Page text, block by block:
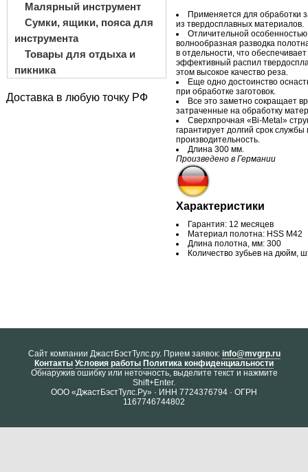
Малярный инструмент
Сумки, ящики, пояса для
инструмента
Товары для отдыха и
пикника
Доставка в любую точку РФ
Применяется для обработки
из твердосплавных материалов.
Отличительной
волнообразная разводка
в отдельности, что
эффективный распил
этом высокое качество реза.
Еще одно достоинство
при обработке заготовок.
Все это заметно сокращает
затраченные на обработку
Сверхпрочная «Bi-Metal»
гарантирует долгий срок службы
производительность.
Длина 300 мм.
Произведено в Германии
Характеристики
Гарантия: 12 месяцев
Материал полотна: HSS M42
Длина полотна, мм: 300
Количество зубьев на дюйм,
Cайт компании ДжастБэстТулс.ру. Прием заявок: info@mvgrp.ru
Контакты Условия работы Политика конфиденциальности
Обнаружив ошибку или неточность, выделите текст и нажмите
Shift+Enter.
ООО «ДжастБэстТулс.Ру» · ИНН 7724376794 · ОГРН
1167746744802